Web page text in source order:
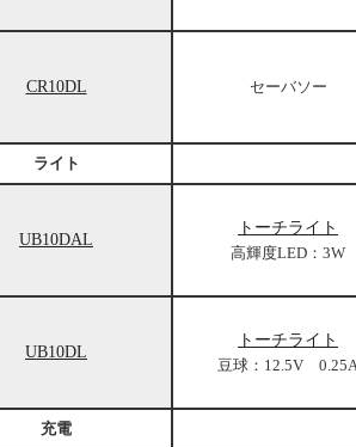
CR10DL セーバソー
ライト
UB10DAL
トーチライト
高輝度LED：3W
UB10DL
トーチライト
豆球：12.5V
充電